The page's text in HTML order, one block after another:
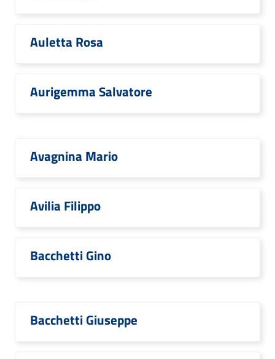
Auletta Rosa
Aurigemma Salvatore
Avagnina Mario
Avilia Filippo
Bacchetti Gino
Bacchetti Giuseppe